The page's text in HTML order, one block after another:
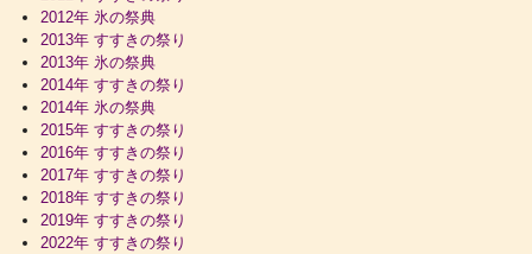
2012年 氷の祭典
2013年 すすきの祭り
2013年 氷の祭典
2014年 すすきの祭り
2014年 氷の祭典
2015年 すすきの祭り
2016年 すすきの祭り
2017年 すすきの祭り
2018年 すすきの祭り
2019年 すすきの祭り
2022年 すすきの祭り